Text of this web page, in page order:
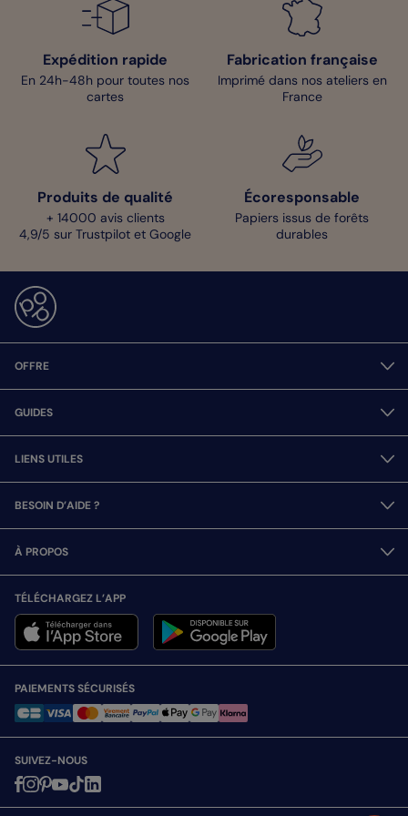
Expédition rapide
En 24h-48h pour toutes nos
cartes
Fabrication française
Imprimé dans nos ateliers en
France
Produits de qualité
+ 14000 avis clients
4,9/5 sur Trustpilot et Google
Écoresponsable
Papiers issus de forêts
durables
OFFRE
GUIDES
LIENS UTILES
BESOIN D’AIDE ?
À PROPOS
TÉLÉCHARGEZ L’APP
PAIEMENTS SÉCURISÉS
SUIVEZ-NOUS